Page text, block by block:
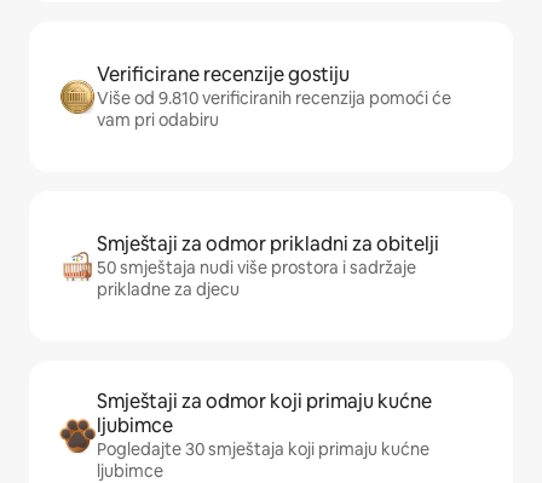
Verificirane recenzije gostiju
Više od 9.810 verificiranih recenzija pomoći će
vam pri odabiru
Smještaji za odmor prikladni za obitelji
50 smještaja nudi više prostora i sadržaje
prikladne za djecu
Smještaji za odmor koji primaju kućne
ljubimce
Pogledajte 30 smještaja koji primaju kućne
ljubimce